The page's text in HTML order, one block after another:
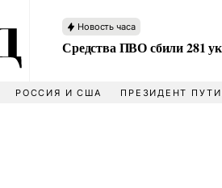
Новость часа
Средства ПВО сбили 281
РОССИЯ И США ПРЕЗИДЕНТ